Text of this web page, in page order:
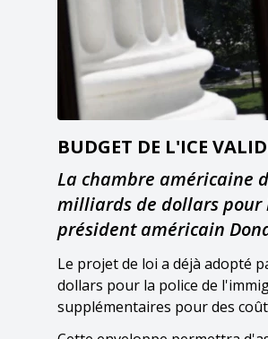
BUDGET DE L'ICE
La chambre américaine
milliards de dollars
président américain
Le projet de loi a déjà adopté
dollars pour la police de
supplémentaires pour des